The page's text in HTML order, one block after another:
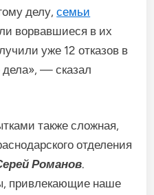
делу,семьи
ворвавшиеся в их
уже 12 отказов в
дела», — сказал
также сложная,
отделения
Романов.
привлекающие наше